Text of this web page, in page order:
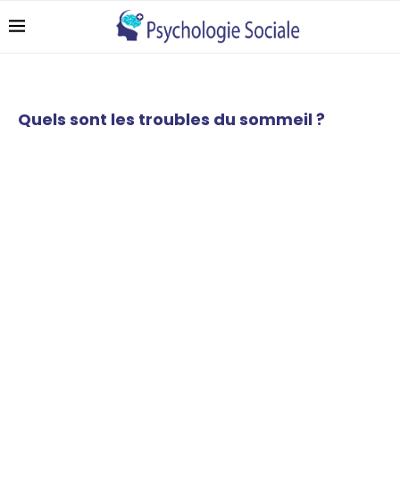
Quels sont les troubles du sommeil ?